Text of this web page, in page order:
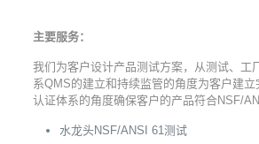
主要服务：
我们为客户设计产品测试方案，从测试、工
系QMS的建立和持续监管的角度为客户建
认证体系的角度确保客户的产品符合NSF/
水龙头NSF/ANSI 61测试